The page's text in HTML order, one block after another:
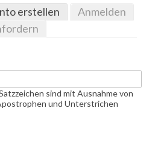
erstellen (aktiver Reiter)
Anmelden
sind mit Ausnahme von
und Unterstrichen